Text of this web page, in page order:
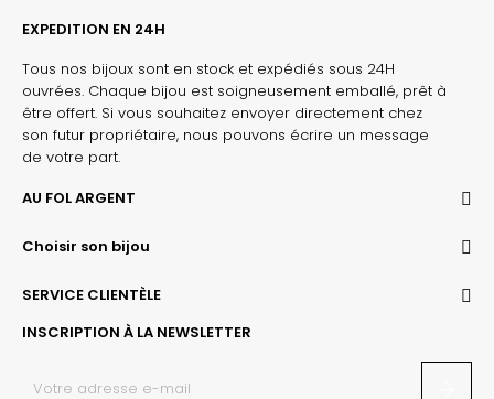
EXPEDITION EN 24H
Tous nos bijoux sont en stock et expédiés sous 24H
ouvrées. Chaque bijou est soigneusement emballé, prêt à
être offert. Si vous souhaitez envoyer directement chez
son futur propriétaire, nous pouvons écrire un message
de votre part.
AU FOL ARGENT
Choisir son bijou
SERVICE CLIENTÈLE
INSCRIPTION À LA NEWSLETTER